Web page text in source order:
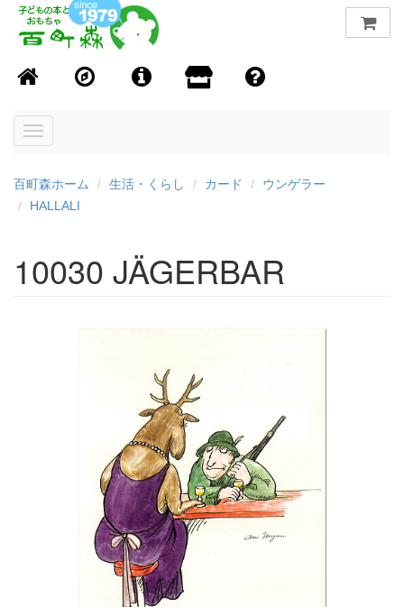
Toggle
百町森ホーム 生活・くらし カード
ウンゲラー
HALLALI
10030 JÄGERBAR